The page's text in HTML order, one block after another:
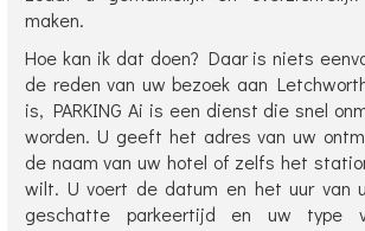
maken.
Hoe kan ik dat doen? Daar is niets
de reden van uw bezoek aan
is, PARKING Ai is een dienst die snel
worden. U geeft het adres van uw
de naam van uw hotel of zelfs het
wilt. U voert de datum en het uur van
geschatte parkeertijd en uw type